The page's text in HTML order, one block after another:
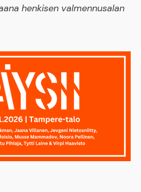
henkisen valmennusalan